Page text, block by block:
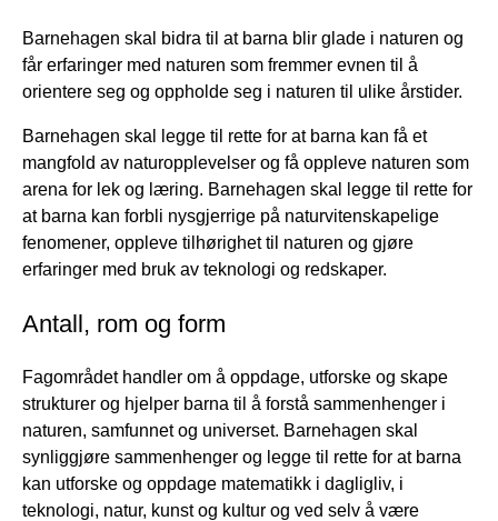
Barnehagen skal bidra til at barna blir glade i naturen og
får erfaringer med naturen som fremmer evnen til å
orientere seg og oppholde seg i naturen til ulike årstider.
Barnehagen skal legge til rette for at barna kan få et
mangfold av naturopplevelser og få oppleve naturen som
arena for lek og læring. Barnehagen skal legge til rette for
at barna kan forbli nysgjerrige på naturvitenskapelige
fenomener, oppleve tilhørighet til naturen og gjøre
erfaringer med bruk av teknologi og redskaper.
Antall, rom og form
Fagområdet handler om å oppdage, utforske og skape
strukturer og hjelper barna til å forstå sammenhenger i
naturen, samfunnet og universet. Barnehagen skal
synliggjøre sammenhenger og legge til rette for at barna
kan utforske og oppdage matematikk i dagligliv, i
teknologi, natur, kunst og kultur og ved selv å være